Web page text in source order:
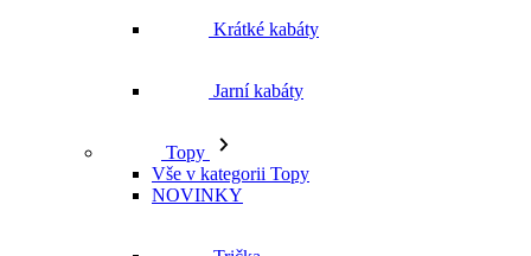
Krátké kabáty
Jarní kabáty
Topy
Vše v kategorii Topy
NOVINKY